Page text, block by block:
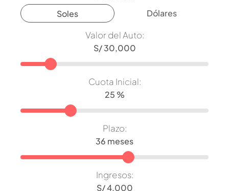
Soles
Dólares
Valor del Auto:
Cuota Inicial:
Plazo:
Ingresos: